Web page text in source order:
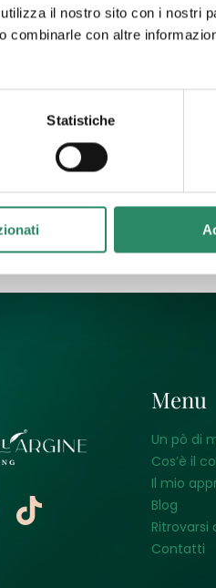
il nostro sito con i nostri
combinarle con altre
Statistiche
Menu
Un pò di
Cos’è il
Il mio
Blog
Contatti